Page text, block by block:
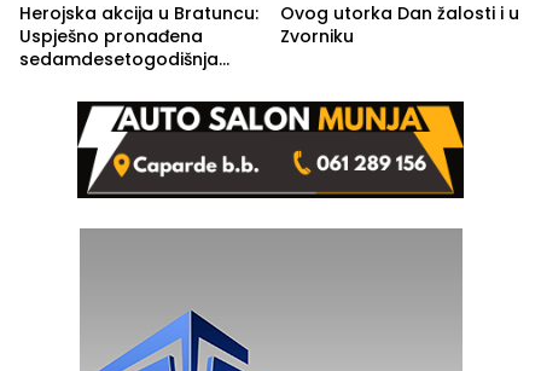
Herojska akcija u Bratuncu:
Uspješno pronađena
sedamdesetogodišnja
Kravice.
Ovog utorka Dan žalosti i u
Zvorniku